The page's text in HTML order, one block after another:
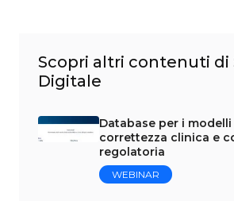
Scopri altri contenuti di
Digitale
Database per i modelli
correttezza clinica e
regolatoria
WEBINAR